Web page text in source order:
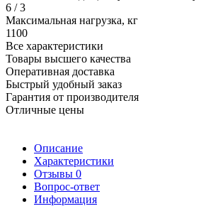
6 / 3
Максимальная нагрузка, кг
1100
Все характеристики
Товары высшего качества
Оперативная доставка
Быстрый удобный заказ
Гарантия от производителя
Отличные цены
Описание
Характеристики
Отзывы 0
Вопрос-ответ
Информация